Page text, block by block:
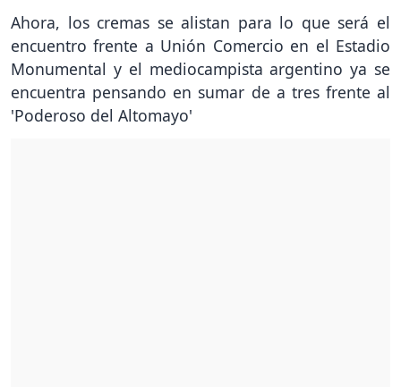
Ahora, los cremas se alistan para lo que será el
encuentro frente a Unión Comercio en el Estadio
Monumental y el mediocampista argentino ya se
encuentra pensando en sumar de a tres frente al
'Poderoso del Altomayo'